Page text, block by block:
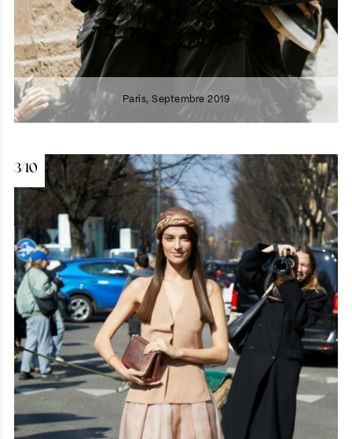
Paris, Septembre 2019
3/10